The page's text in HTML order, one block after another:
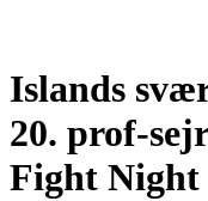
Islands
20. prof-
Fight Night